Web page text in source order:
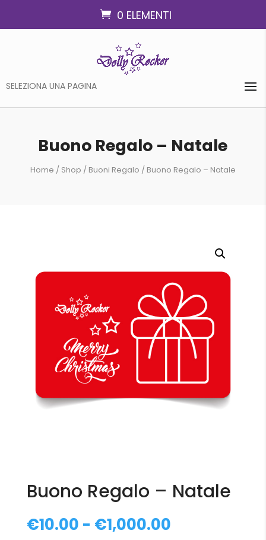
0 ELEMENTI
SELEZIONA UNA PAGINA
Buono Regalo – Natale
Home / Shop / Buoni Regalo / Buono Regalo – Natale
Buono Regalo – Natale
€10.00 - €1,000.00Fascia